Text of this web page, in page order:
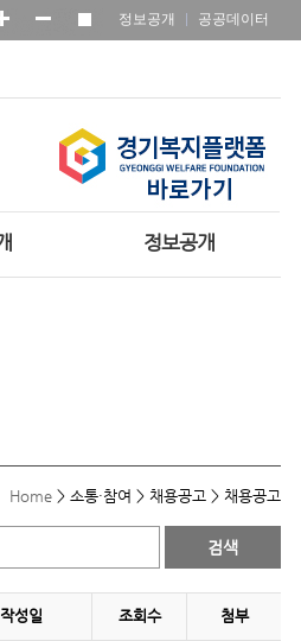
정보공개 공공데이터
정보공개
Home > 소통·참여 > 채용공고 > 채용공고
작성일 조회수 첨부